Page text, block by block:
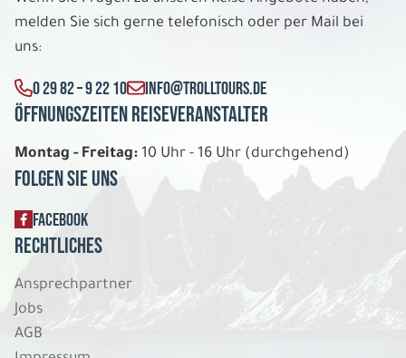
Große Schottlandrundreise
Mixed Unterkünfte Einzelzimmer
Belegung: 1
P.P. AB2.068 €
REISE VERBINDLICH ANFRAGEN
So. 09.08. - Do. 20.08.2026
melden Sie sich gerne telefonisch oder per Mail bei
uns:
0 29 82 – 9 22 10 INFO@TROLLTOURS.DE
Öffnungszeiten Reiseveranstalter
Montag - Freitag: 10 Uhr - 16 Uhr (durchgehend)
Folgen Sie uns
FACEBOOK
Rechtliches
Ansprechpartner
Jobs
AGB